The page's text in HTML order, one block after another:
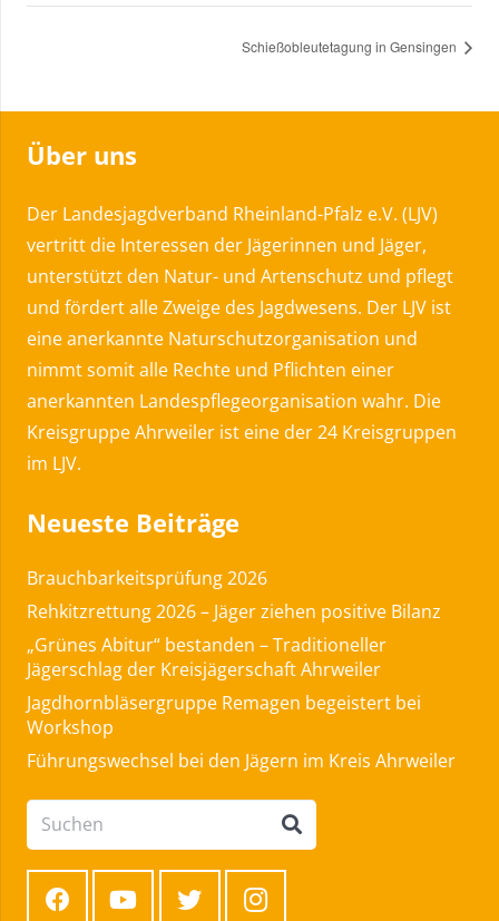
Schießobleutetagung in Gensingen
Über uns
Der Landesjagdverband Rheinland-Pfalz e.V. (LJV)
vertritt die Interessen der Jägerinnen und Jäger,
unterstützt den Natur- und Artenschutz und pflegt
und fördert alle Zweige des Jagdwesens. Der LJV ist
eine anerkannte Naturschutzorganisation und
nimmt somit alle Rechte und Pflichten einer
anerkannten Landespflegeorganisation wahr. Die
Kreisgruppe Ahrweiler ist eine der 24 Kreisgruppen
im LJV.
Neueste Beiträge
Brauchbarkeitsprüfung 2026
Rehkitzrettung 2026 – Jäger ziehen positive Bilanz
„Grünes Abitur“ bestanden – Traditioneller
Jägerschlag der Kreisjägerschaft Ahrweiler
Jagdhornbläsergruppe Remagen begeistert bei
Workshop
Führungswechsel bei den Jägern im Kreis Ahrweiler